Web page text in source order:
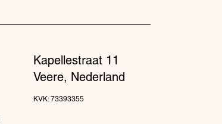
Kapellestraat 11
Veere, Nederland
KVK: 73393355